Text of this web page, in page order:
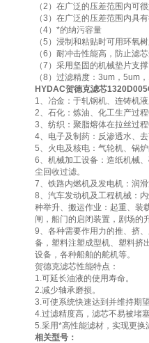
（2）在广泛的压差范围内可
（3）在广泛的压差范围内具
（4）*的纳污容量
（5）浸制和粘贴时可用环氧
（6）耐冲击性能高，防止滤
（7）采用坚固的机械垫片支
（8）过滤精度：3um，5um
HYDAC贺德克滤芯
1、冶金：于轧钢机、连铸机
2、石化：炼油、化工生产过
3、纺织：聚脂熔体在拉丝过
4、电子及制药：反渗透水、
5、火电及核电：气轮机、锅
6、机械加工设备：造纸机械
尘回收过滤。
7、铁路内燃机及发电机：润
8、汽车发动机及工程机械：
种举升、搬运作业：起重、装
闸，船门的启闭装置，剧场的
9、各种需要作用力的推、挤
备，塑料注塑成型机、塑料挤
设备，各种船舶的舵机等。
贺德克滤芯性能特点：
1.可延长油液的使用寿命。
2.减少轴承磨损。
3.可使系统快速达到并维持期
4.过滤精度高，滤芯不易被堵
5.采用*高性能滤材，实现更
相关型号：